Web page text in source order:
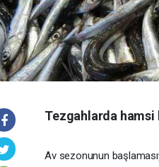
Tezgahlarda hamsi
Av sezonunun